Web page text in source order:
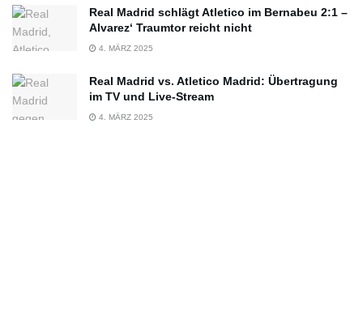
Real Madrid schlägt Atletico im Bernabeu 2:1 –
Alvarez‘ Traumtor reicht nicht
4. MÄRZ 2025
Real Madrid vs. Atletico Madrid: Übertragung
im TV und Live-Stream
4. MÄRZ 2025